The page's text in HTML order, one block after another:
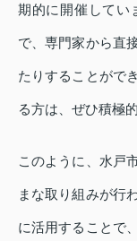
期的に開催してい
で、専門家から直
たりすることがで
る方は、ぜひ積極
このように、水戸
まな取り組みが行
に活用することで